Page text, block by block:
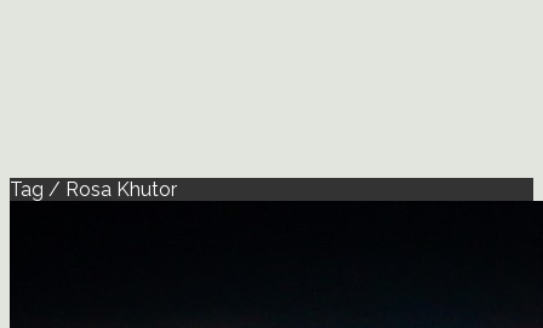
Tag / Rosa Khutor